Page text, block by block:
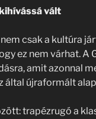
vált
csak a kultúra
ez nem várhat.
amit azonnal
által újraformált
trapézrugó a